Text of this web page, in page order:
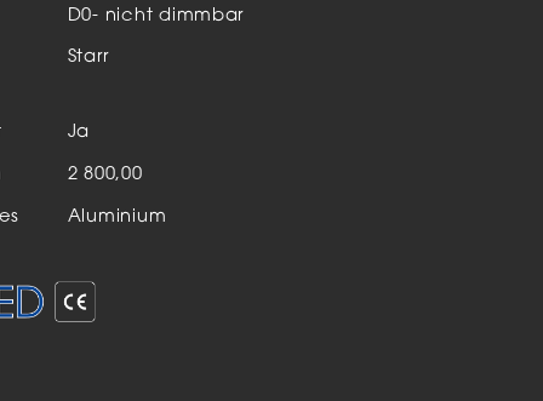
D0- nicht dimmbar
Starr
Ja
2 800,00
Aluminium